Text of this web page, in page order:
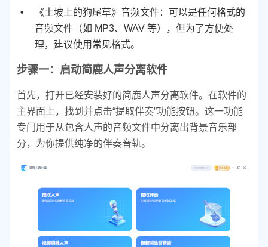
《土坡上的狗尾草》音频文件：可以是任何格式的
音频文件（如 MP3、WAV 等），但为了方便处
理，建议使用常见格式。
步骤一：启动简鹿人声分离软件
首先，打开已经安装好的简鹿人声分离软件。 在软件的
主界面上，找到并点击“提取伴奏”功能按钮。这一功能
专门用于从包含人声的音频文件中分离出背景音乐部
分，为你提供纯净的伴奏音轨。